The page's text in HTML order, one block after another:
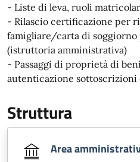
- Liste di leva, ruoli
- Rilascio certificazione per
famigliare/carta di
(istruttoria amministrativa)
- Passaggi di proprietà di
autenticazione sottoscrizioni
Struttura
Area